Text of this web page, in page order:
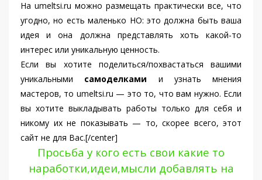
На umeltsi.ru можно размещать практически все, что
угодно, но есть маленько НО: это должна быть ваша
идея и она должна представлять хоть какой-то
интерес или уникальную ценность.
Если вы хотите поделиться/похвастаться вашими
уникальными самоделками и узнать мнения
мастеров, то umeltsi.ru — это то, что вам нужно. Если
вы хотите выкладывать работы только для себя и
никому их не показывать — то, скорее всего, этот
сайт не для Вас.[/center]
Просьба у кого есть свои какие то
наработки,идеи,мысли добавлять на